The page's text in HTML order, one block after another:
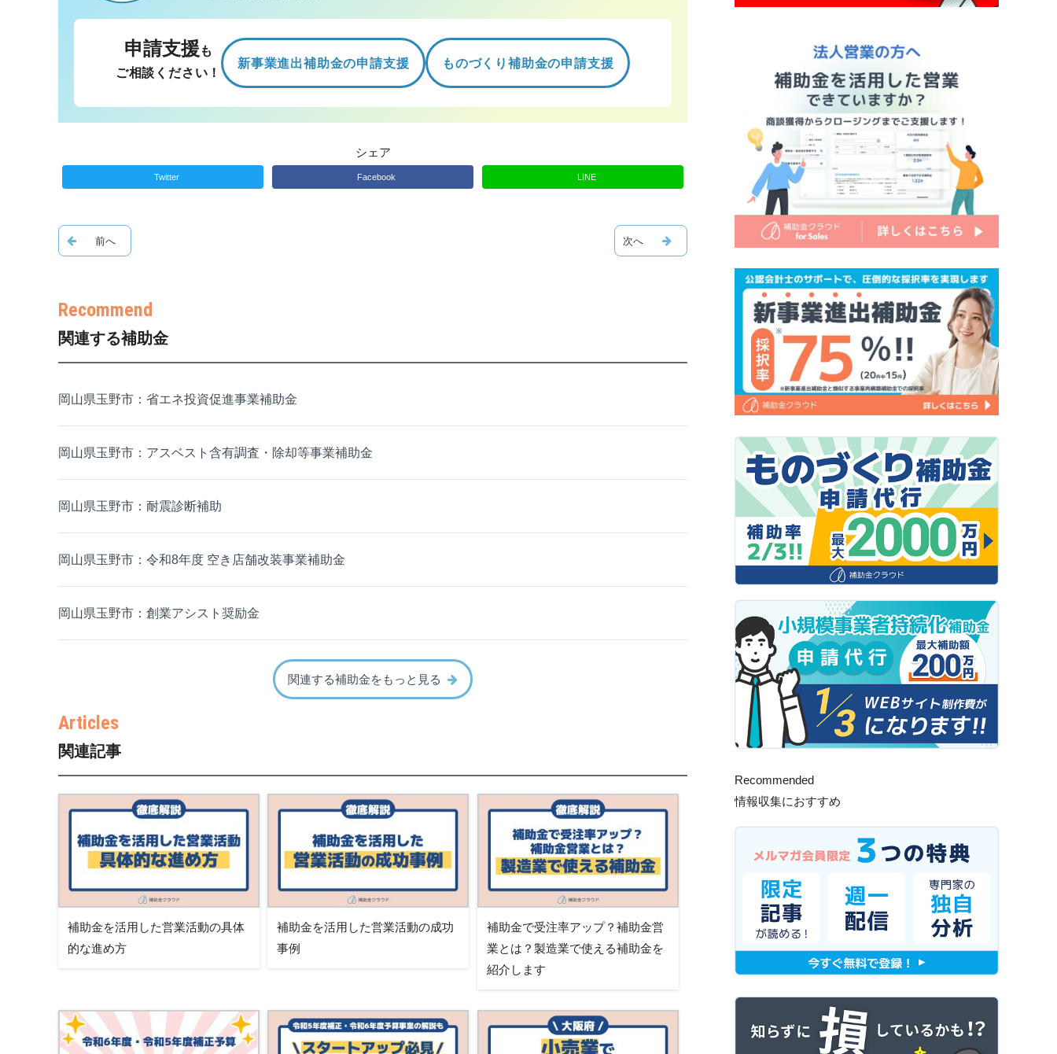
申請支援 も
ご相談ください！
新事業進出補助金の申請支援 ものづくり補助金の申請支援
シェア
Twitter Facebook LINE
関連する補助金
岡山県玉野市：省エネ投資促進事業補助金
岡山県玉野市：アスベスト含有調査・除却等事業補助金
岡山県玉野市：耐震診断補助
岡山県玉野市：令和8年度 空き店舗改装事業補助金
岡山県玉野市：創業アシスト奨励金
関連する補助金をもっと見る
関連記事
補助金を活用した営業活動の具体
的な進め方
補助金を活用した営業活動の成功
事例
補助金で受注率アップ？補助金営
業とは？製造業で使える補助金を
紹介します
Recommended
情報収集におすすめ